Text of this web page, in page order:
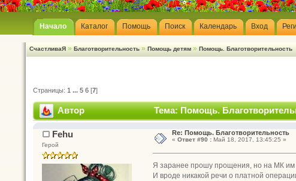
Начало Каталог Помощь Поиск Календарь Вход
СчастливаЯ » Благотворительность » Помощь детям » Помощь. Благотворительность
Страницы: 1 ... 5 6 [7]
Автор Тема: Помощь.
Fehu
Герой
Re: Помощь. Благотворительность
« Ответ #90 :Май 18, 2017, 13:45:25 »
Я заранее прошу прощения, но на МК им
И вроде никакой речи о платной